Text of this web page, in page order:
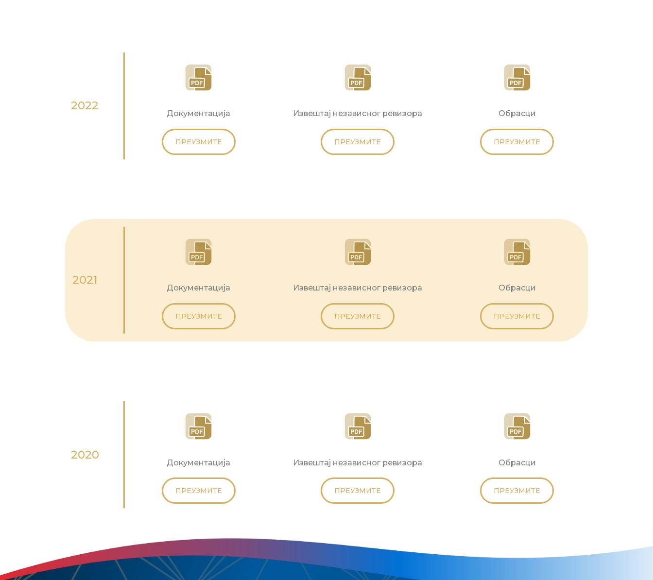
2022
Документација
ПРЕУЗМИТЕ
Извештај независног ревизора
ПРЕУЗМИТЕ
Обрасци
ПРЕУЗМИТЕ
2021
Документација
ПРЕУЗМИТЕ
Извештај независног ревизора
ПРЕУЗМИТЕ
Обрасци
ПРЕУЗМИТЕ
2020
Документација
ПРЕУЗМИТЕ
Извештај независног ревизора
ПРЕУЗМИТЕ
Обрасци
ПРЕУЗМИТЕ